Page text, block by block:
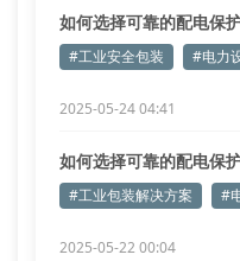
如何选择可靠的配电保
#工业安全包装 #电力
2025-05-24 04:41
如何选择可靠的配电保
#工业包装解决方案 #
2025-05-22 00:04